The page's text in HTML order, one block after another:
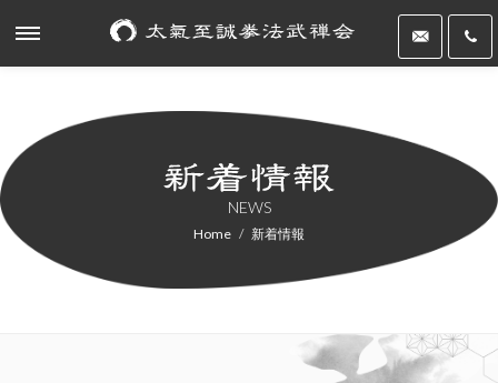
NEWS
Home 新着情報